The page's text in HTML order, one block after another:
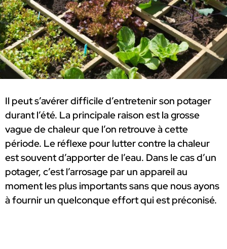
Il peut s’avérer difficile d’entretenir son potager
durant l’été. La principale raison est la grosse
vague de chaleur que l’on retrouve à cette
période. Le réflexe pour lutter contre la chaleur
est souvent d’apporter de l’eau. Dans le cas d’un
potager, c’est l’arrosage par un appareil au
moment les plus importants sans que nous ayons
à fournir un quelconque effort qui est préconisé.